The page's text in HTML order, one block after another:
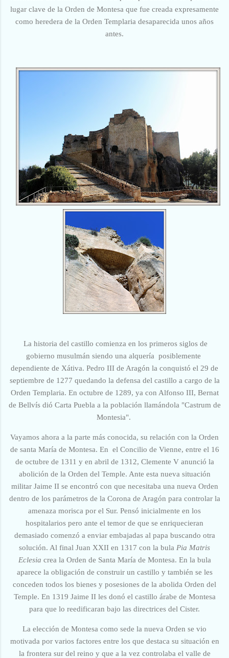
lugar clave de la Orden de Montesa que fue creada expresamente
como heredera de la Orden Templaria desaparecida unos años
antes.
La historia del castillo comienza en los primeros siglos de
gobierno musulmán siendo una alquería posiblemente
dependiente de Xátiva. Pedro III de Aragón la conquistó el 29 de
septiembre de 1277 quedando la defensa del castillo a cargo de la
Orden Templaria. En octubre de 1289, ya con Alfonso III, Bernat
de Bellvís dió Carta Puebla a la población llamándola "Castrum de
Montesia".
Vayamos ahora a la parte más conocida, su relación con la Orden
de santa María de Montesa. En el Concilio de Vienne, entre el 16
de octubre de 1311 y en abril de 1312, Clemente V anunció la
abolición de la Orden del Temple. Ante esta nueva situación
militar Jaime II se encontró con que necesitaba una nueva Orden
dentro de los parámetros de la Corona de Aragón para controlar la
amenaza morisca por el Sur. Pensó inicialmente en los
hospitalarios pero ante el temor de que se enriquecieran
demasiado comenzó a enviar embajadas al papa buscando otra
solución. Al final Juan XXII en 1317 con la bula Pia Matris
Eclesia crea la Orden de Santa María de Montesa. En la bula
aparece la obligación de construir un castillo y también se les
conceden todos los bienes y posesiones de la abolida Orden del
Temple. En 1319 Jaime II les donó el castillo árabe de Montesa
para que lo reedificaran bajo las directrices del Cister.
La elección de Montesa como sede la nueva Orden se vio
motivada por varios factores entre los que destaca su situación en
la frontera sur del reino y que a la vez controlaba el valle de